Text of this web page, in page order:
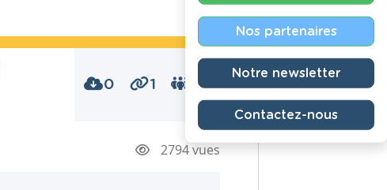
0 1 0
2794 vues
Nos partenaires
Notre newsletter
Contactez-nous